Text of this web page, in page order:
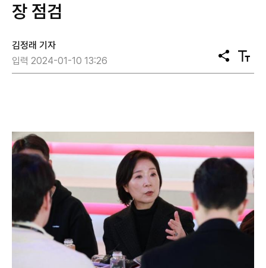
장 점검
김정래 기자
입력 2024-01-10 13:26
공
유
텍
스